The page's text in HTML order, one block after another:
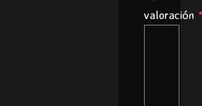
valoración